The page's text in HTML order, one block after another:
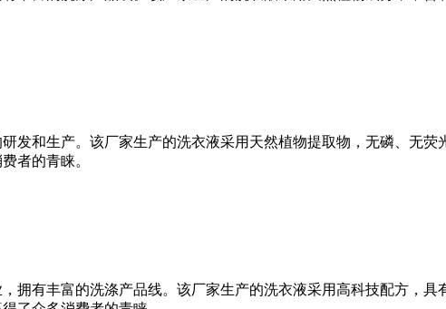
和生产。该厂家生产的洗衣液采用天然植物提取物，无磷、无荧
者的青睐。
有丰富的洗涤产品线。该厂家生产的洗衣液采用高科技配方，具